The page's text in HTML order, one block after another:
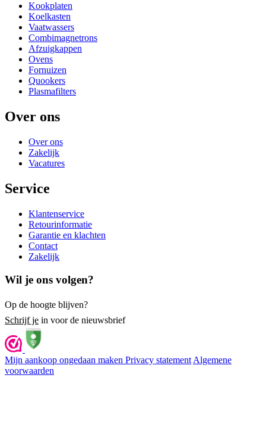
Kookplaten
Koelkasten
Vaatwassers
Combimagnetrons
Afzuigkappen
Ovens
Fornuizen
Quookers
Plasmafilters
Over ons
Over ons
Zakelijk
Vacatures
Service
Klantenservice
Retourinformatie
Garantie en klachten
Contact
Zakelijk
Wil je ons volgen?
Op de hoogte blijven?
Schrijf je in voor de nieuwsbrief
Mijn aankoop ongedaan maken Privacy statement Algemene
voorwaarden